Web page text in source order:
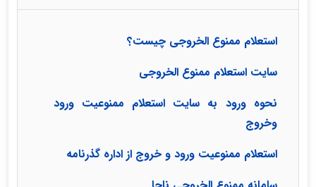
استعلام ممنوع الخروجی چیست؟
سایت استعلام ممنوع الخروجی
نحوه ورود به سایت استعلام ممنوعیت ورود
وخروج
استعلام ممنوعیت ورود و خروج از اداره گذرنامه